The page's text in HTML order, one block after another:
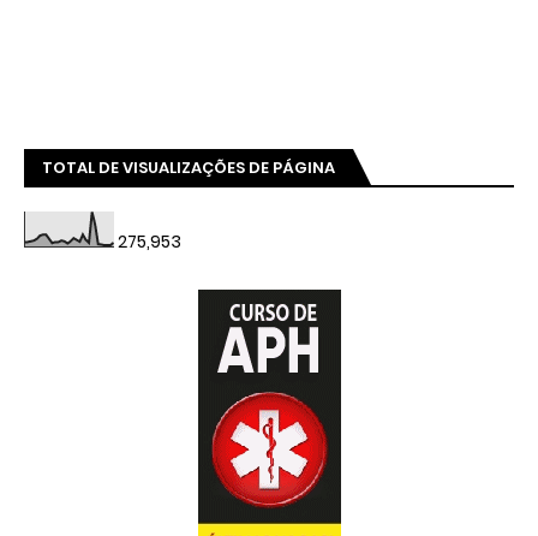
TOTAL DE VISUALIZAÇÕES DE PÁGINA
275,953